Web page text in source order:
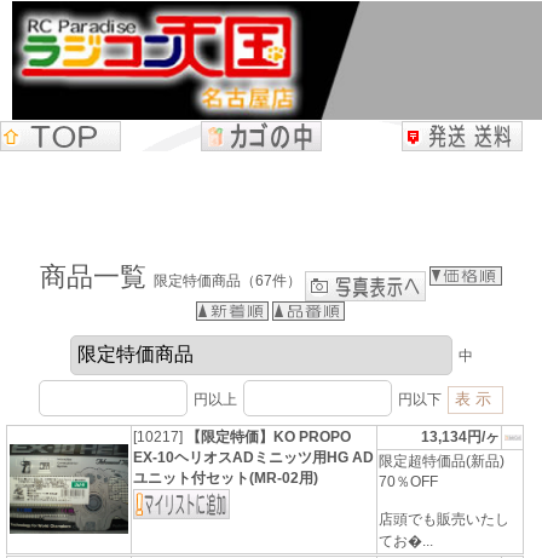
商品一覧 限定特価商品（67件）
中
円以上 円以下
[10217]
【限定特価】KO PROPO
EX-10ヘリオスADミニッツ用HG AD
ユニット付セット(MR-02用)
13,134円/ヶ
限定超特価品(新品)
70％OFF
店頭でも販売いたし
てお�...